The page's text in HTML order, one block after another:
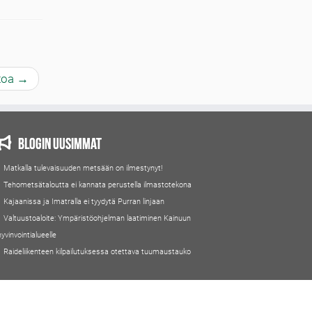
→
Blogin uusimmat
Matkalla tulevaisuuden metsään on ilmestynyt!
Tehometsätaloutta ei kannata perustella ilmastotekona
Kajaanissa ja Imatralla ei tyydytä Purran linjaan
Valtuustoaloite: Ympäristöohjelman laatiminen Kainuun
Raideliikenteen kilpailutuksessa otettava tuumaustauko